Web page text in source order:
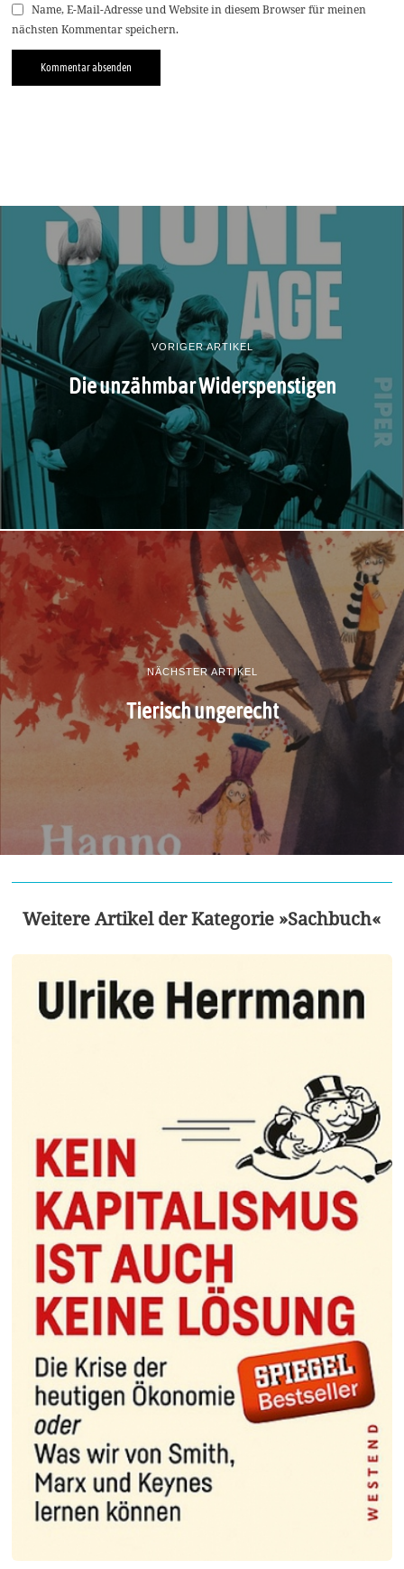
Name, E-Mail-Adresse und Website in diesem Browser für meinen
nächsten Kommentar speichern.
VORIGER ARTIKEL
Die unzähmbar Widerspenstigen
NÄCHSTER ARTIKEL
Tierisch ungerecht
Weitere Artikel der Kategorie »Sachbuch«